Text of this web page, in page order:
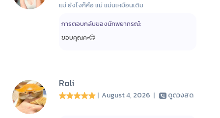
แม่ ยังไงก็คือ แม่ แม่นเหมือนเดิม
การตอบกลับของนักพยากรณ์:
ขอบคุณคะ😊
Roli
| August 4, 2026 | ดูดวงสด